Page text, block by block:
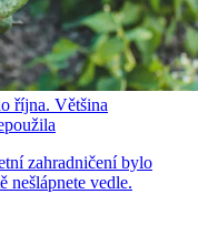
října. Většina
zahradničení bylo
nešlápnete vedle.